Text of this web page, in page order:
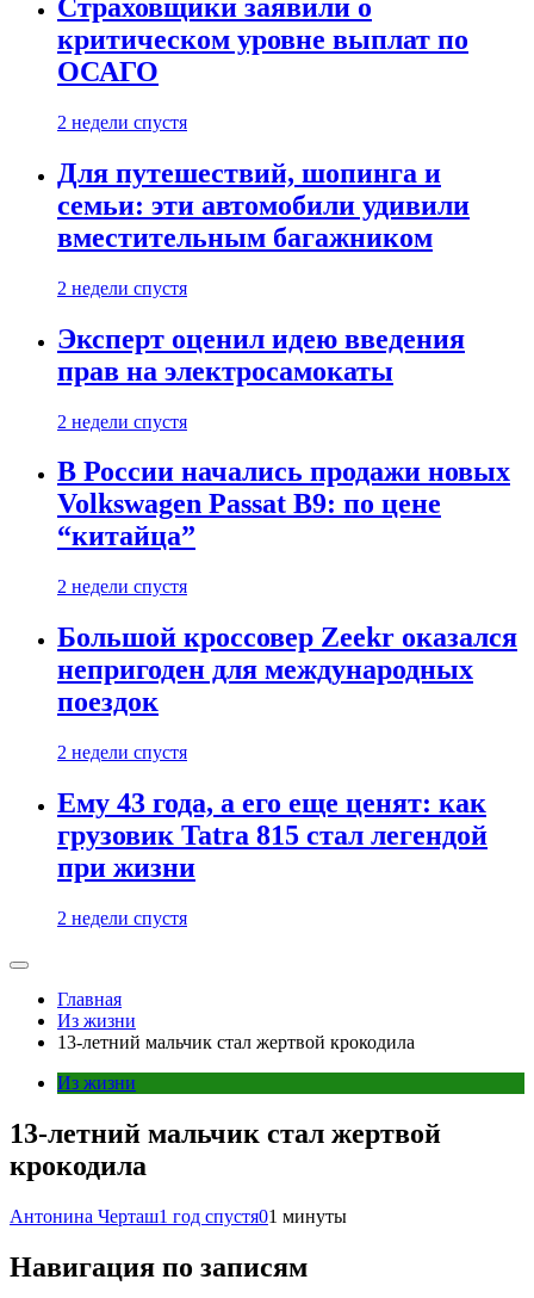
Страховщики заявили о
критическом уровне выплат по
ОСАГО
2 недели спустя
Для путешествий, шопинга и
семьи: эти автомобили удивили
вместительным багажником
2 недели спустя
Эксперт оценил идею введения
прав на электросамокаты
2 недели спустя
В России начались продажи новых
Volkswagen Passat B9: по цене
“китайца”
2 недели спустя
Большой кроссовер Zeekr оказался
непригоден для международных
поездок
2 недели спустя
Ему 43 года, а его еще ценят: как
грузовик Tatra 815 стал легендой
при жизни
2 недели спустя
Главная
Из жизни
13-летний мальчик стал жертвой крокодила
Из жизни
13-летний мальчик стал жертвой
крокодила
Антонина Черташ1 год спустя01 минуты
Навигация по записям